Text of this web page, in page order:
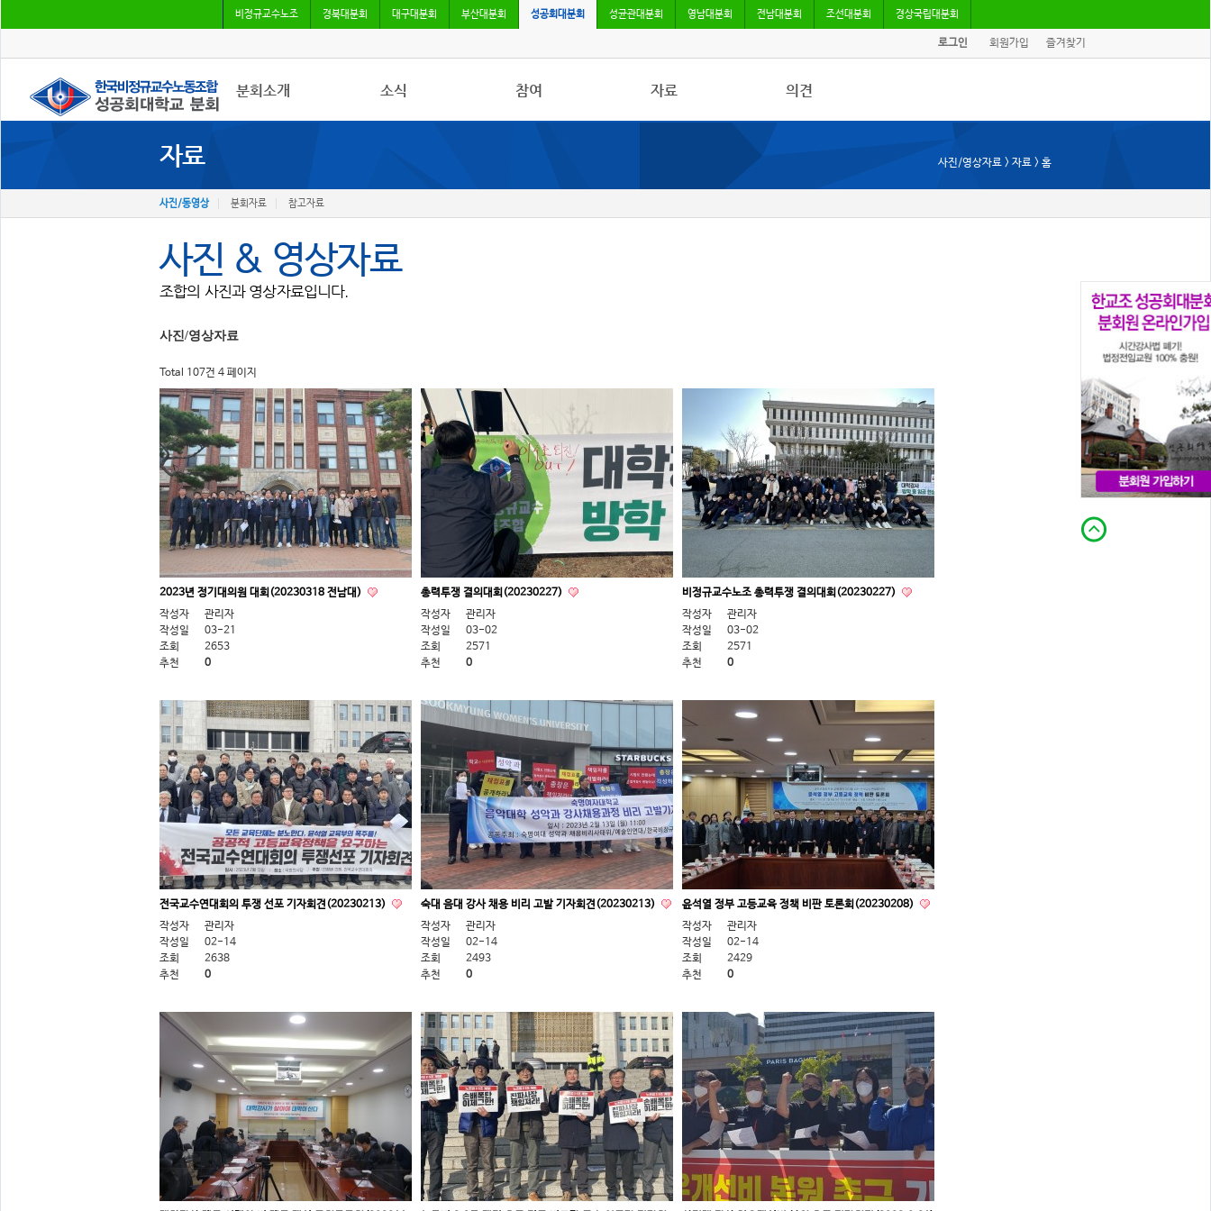
비정규교수노조 경북대분회 대구대분회 부산대분회 성공회대분회 성균관대분회 영남대분회 전남대분회 조선대분회 경상국립대분회
로그인 회원가입 즐겨찾기
분회소개
조합원가입
소식 참여 자료 의견
자료 사진/영상자료 > 자료 > 홈
사진/동영상 분회자료 참고자료
사진 & 영상자료
조합의 사진과 영상자료입니다.
사진/영상자료
Total 107건 4 페이지
2023년 정기대의원 대회(20230318 전남대)
작성자
관리자
작성일
03-21
조회
2653
추천
0
총력투쟁 결의대회(20230227)
작성자
관리자
작성일
03-02
조회
2571
추천
0
비정규교수노조 총력투쟁 결의대회(20230227)
작성자
관리자
작성일
03-02
조회
2571
추천
0
전국교수연대회의 투쟁 선포 기자회견(20230213)
작성자
관리자
작성일
02-14
조회
2638
추천
0
숙대 음대 강사 채용 비리 고발 기자회견(20230213)
작성자
관리자
작성일
02-14
조회
2493
추천
0
윤석열 정부 고등교육 정책 비판 토론회(20230208)
작성자
관리자
작성일
02-14
조회
2429
추천
0